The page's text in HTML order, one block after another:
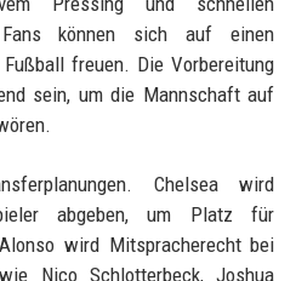
Fans können sich auf einen
freuen. Die Vorbereitung
sein, um die Mannschaft auf
Chelsea wird
abgeben, um Platz für
wird Mitspracherecht bei
Nico Schlotterbeck, Joshua